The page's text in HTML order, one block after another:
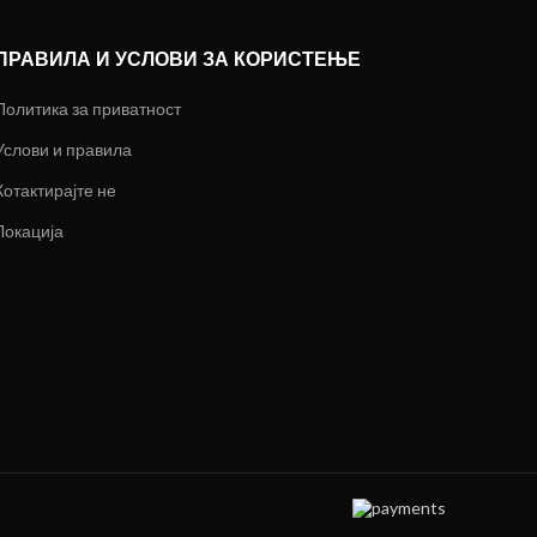
И УСЛОВИ ЗА КОРИСТЕЊЕ
за приватност
и правила
не